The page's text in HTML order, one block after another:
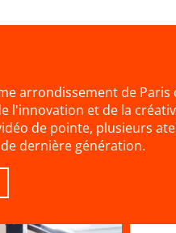
arrondissement de Paris
l'innovation et de la
de pointe, plusieurs
dernière génération.